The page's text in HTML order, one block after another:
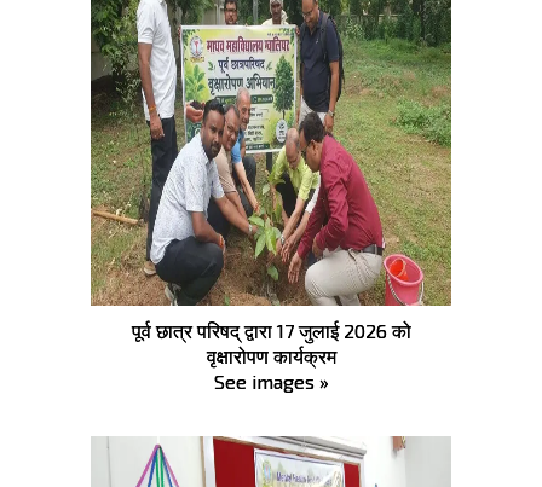
पूर्व छात्र परिषद् द्वारा 17 जुलाई 2026 को
वृक्षारोपण कार्यक्रम
See images »